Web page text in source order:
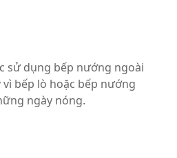
sử dụng bếp nướng ngoài
bếp lò hoặc bếp nướng
ngày nóng.